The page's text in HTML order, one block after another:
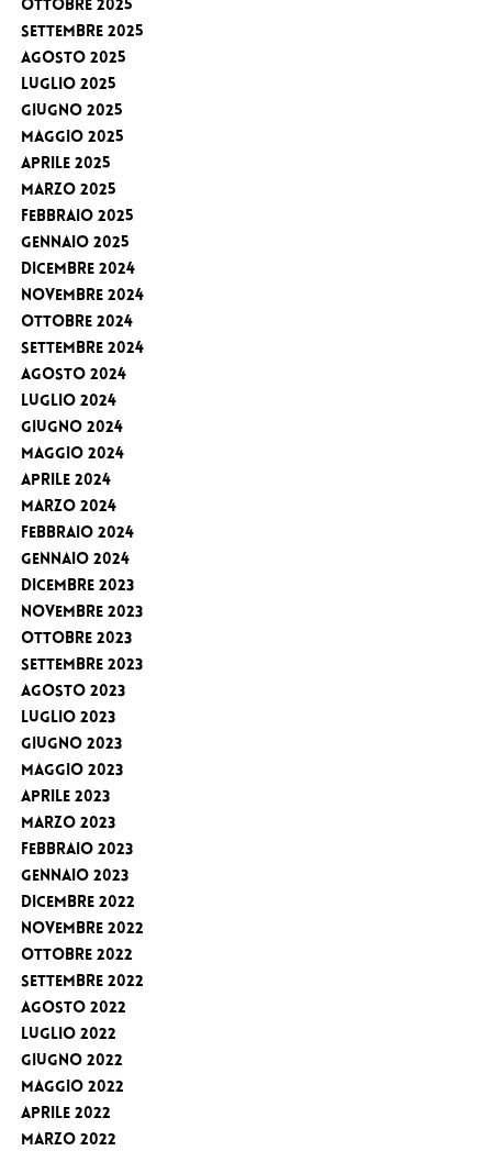
Ottobre 2025
Settembre 2025
Agosto 2025
Luglio 2025
Giugno 2025
Maggio 2025
Aprile 2025
Marzo 2025
Febbraio 2025
Gennaio 2025
Dicembre 2024
Novembre 2024
Ottobre 2024
Settembre 2024
Agosto 2024
Luglio 2024
Giugno 2024
Maggio 2024
Aprile 2024
Marzo 2024
Febbraio 2024
Gennaio 2024
Dicembre 2023
Novembre 2023
Ottobre 2023
Settembre 2023
Agosto 2023
Luglio 2023
Giugno 2023
Maggio 2023
Aprile 2023
Marzo 2023
Febbraio 2023
Gennaio 2023
Dicembre 2022
Novembre 2022
Ottobre 2022
Settembre 2022
Agosto 2022
Luglio 2022
Giugno 2022
Maggio 2022
Aprile 2022
Marzo 2022